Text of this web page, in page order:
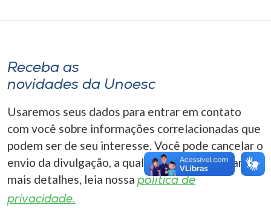
A+
Receba as
novidades da Unoesc
Usaremos seus dados para entrar em contato
com você sobre informações correlacionadas que
podem ser de seu interesse. Você pode cancelar o
envio da divulgação, a qualquer momento. Para
mais detalhes, leia nossa política de
privacidade.